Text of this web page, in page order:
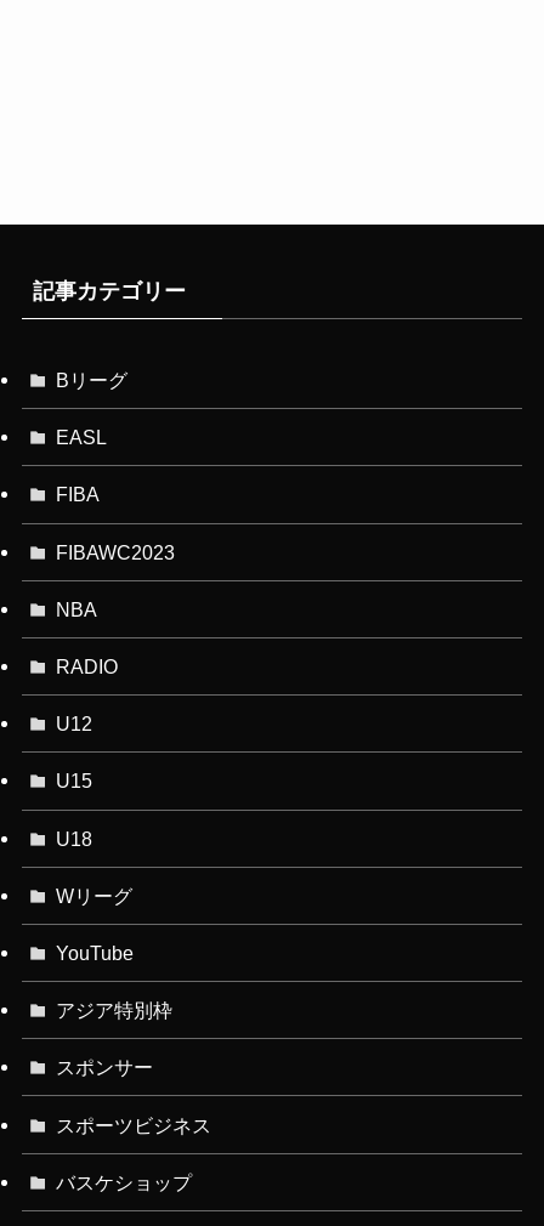
記事カテゴリー
Bリーグ
EASL
FIBA
FIBAWC2023
NBA
RADIO
U12
U15
U18
Wリーグ
YouTube
アジア特別枠
スポンサー
スポーツビジネス
バスケショップ